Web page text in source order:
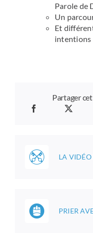
Parole de
Un
Et
intentions
Partager
LA
PRIER